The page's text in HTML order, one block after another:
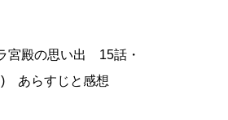
宮殿の思い出 15話・
) あらすじと感想